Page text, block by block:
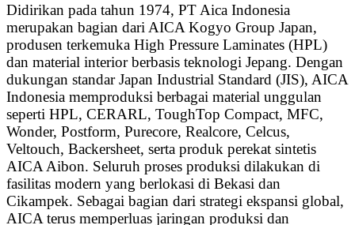
Didirikan pada tahun 1974, PT Aica Indonesia
merupakan bagian dari AICA Kogyo Group Japan,
produsen terkemuka High Pressure Laminates (HPL)
dan material interior berbasis teknologi Jepang. Dengan
dukungan standar Japan Industrial Standard (JIS), AICA
Indonesia memproduksi berbagai material unggulan
seperti HPL, CERARL, ToughTop Compact, MFC,
Wonder, Postform, Purecore, Realcore, Celcus,
Veltouch, Backersheet, serta produk perekat sintetis
AICA Aibon. Seluruh proses produksi dilakukan di
fasilitas modern yang berlokasi di Bekasi dan
Cikampek. Sebagai bagian dari strategi ekspansi global,
AICA terus memperluas jaringan produksi dan